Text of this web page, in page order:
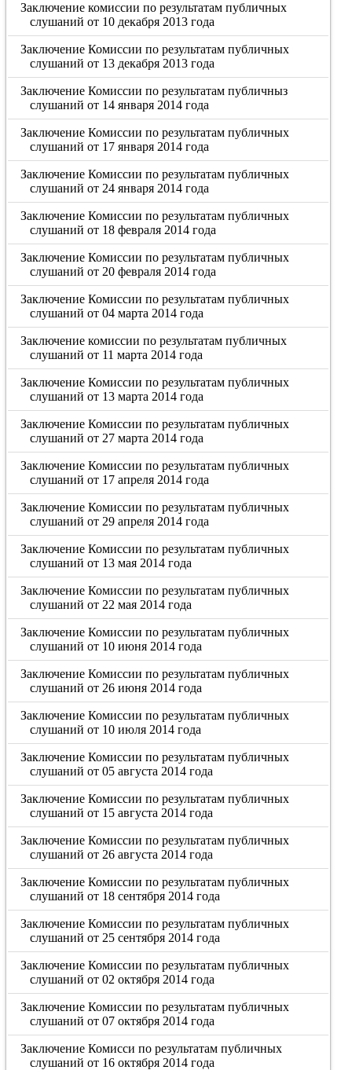
Заключение комиссии по результатам публичных
слушаний от 10 декабря 2013 года
Заключение Комиссии по результатам публичных
слушаний от 13 декабря 2013 года
Заключение Комиссии по результатам публичныз
слушаний от 14 января 2014 года
Заключение Комиссии по результатам публичных
слушаний от 17 января 2014 года
Заключение Комиссии по результатам публичных
слушаний от 24 января 2014 года
Заключение Комиссии по результатам публичных
слушаний от 18 февраля 2014 года
Заключение Комиссии по результатам публичных
слушаний от 20 февраля 2014 года
Заключение Комиссии по результатам публичных
слушаний от 04 марта 2014 года
Заключение комиссии по результатам публичных
слушаний от 11 марта 2014 года
Заключение Комиссии по результатам публичных
слушаний от 13 марта 2014 года
Заключение Комиссии по результатам публичных
слушаний от 27 марта 2014 года
Заключение Комиссии по результатам публичных
слушаний от 17 апреля 2014 года
Заключение Комиссии по результатам публичных
слушаний от 29 апреля 2014 года
Заключение Комиссии по результатам публичных
слушаний от 13 мая 2014 года
Заключение Комиссии по результатам публичных
слушаний от 22 мая 2014 года
Заключение Комиссии по результатам публичных
слушаний от 10 июня 2014 года
Заключение Комиссии по результатам публичных
слушаний от 26 июня 2014 года
Заключение Комиссии по результатам публичных
слушаний от 10 июля 2014 года
Заключение Комиссии по результатам публичных
слушаний от 05 августа 2014 года
Заключение Комиссии по результатам публичных
слушаний от 15 августа 2014 года
Заключение Комиссии по результатам публичных
слушаний от 26 августа 2014 года
Заключение Комиссии по результатам публичных
слушаний от 18 сентября 2014 года
Заключение Комиссии по результатам публичных
слушаний от 25 сентября 2014 года
Заключение Комиссии по результатам публичных
слушаний от 02 октября 2014 года
Заключение Комиссии по результатам публичных
слушаний от 07 октября 2014 года
Заключение Комисси по результатам публичных
слушаний от 16 октября 2014 года